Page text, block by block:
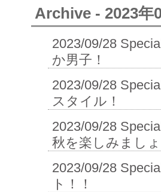
Archive - 2023年
2023/09/28
か男子！
2023/09/28
スタイル！
2023/09/28
秋を楽しみましょ
2023/09/28
ト！！